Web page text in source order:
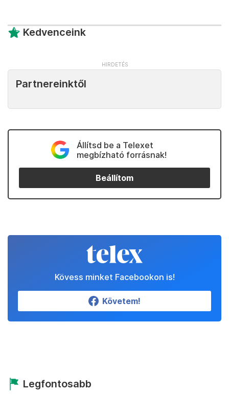
Kedvenceink
Partnereinktől
Állítsd be a Telexet
megbízható forrásnak!
Beállítom
Kövess minket Facebookon is!
Követem!
Legfontosabb